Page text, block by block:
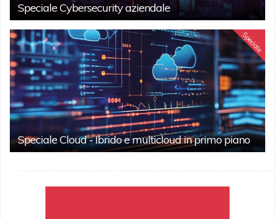
Speciale Cybersecurity aziendale
Speciale
Speciale Cloud - Ibrido e multicloud in primo piano